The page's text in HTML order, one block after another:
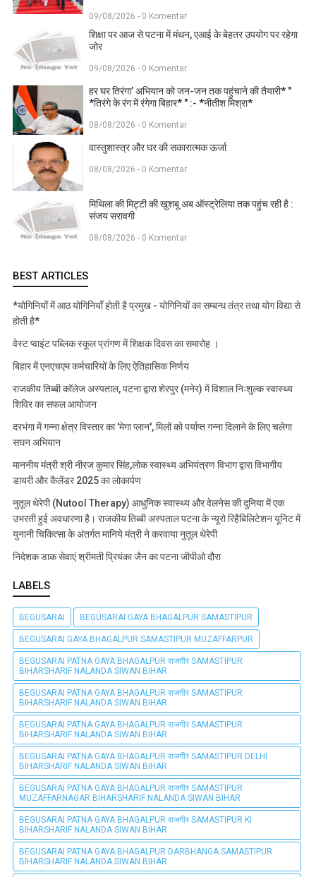
09/08/2026 - 0 Komentar
शिक्षा पर आज से पटना में मंथन, एआई के बेहतर उपयोग पर रहेगा
जोर
09/08/2026 - 0 Komentar
हर घर तिरंगा’ अभियान को जन-जन तक पहुंचाने की तैयारी* "
*तिरंगे के रंग में रंगेगा बिहार* " :- *नीतीश मिश्रा*
08/08/2026 - 0 Komentar
वास्तुशास्त्र और घर की सकारात्मक ऊर्जा
08/08/2026 - 0 Komentar
मिथिला की मिट्टी की खुशबू अब ऑस्ट्रेलिया तक पहुंच रही है :
संजय सरावगी
08/08/2026 - 0 Komentar
BEST ARTICLES
*योगिनियों में आठ योगिनियाँ होती है प्रमुख - योगिनियों का सम्बन्ध तंत्र तथा योग विद्या से
होती है*
वेस्ट प्वाइंट पब्लिक स्कूल प्रांगण में शिक्षक दिवस का समारोह ।
बिहार में एनएचएम कर्मचारियों के लिए ऐतिहासिक निर्णय
राजकीय तिब्बी कॉलेज अस्पताल, पटना द्वारा शेरपुर (मनेर) में विशाल निःशुल्क स्वास्थ्य
शिविर का सफल आयोजन
दरभंगा में गन्ना क्षेत्र विस्तार का 'मेगा प्लान', मिलों को पर्याप्त गन्ना दिलाने के लिए चलेगा
सघन अभियान
माननीय मंत्री श्री नीरज कुमार सिंह,लोक स्वास्थ्य अभियंत्रण विभाग द्वारा विभागीय
डायरी और कैलेंडर 2025 का लोकार्पण
नुतूल थेरेपी (Nutool Therapy) आधुनिक स्वास्थ्य और वेलनेस की दुनिया में एक
उभरती हुई अवधारणा है। राजकीय तिब्बी अस्पताल पटना के न्यूरो रिहैबिलिटेशन यूनिट में
युनानी चिकित्सा के अंतर्गत मानिये मंत्री ने करवाया नुतूल थेरेपी
निदेशक डाक सेवाएं श्रीमती प्रियंका जैन का पटना जीपीओ दौरा
LABELS
BEGUSARAI BEGUSARAI GAYA BHAGALPUR SAMASTIPUR
BEGUSARAI GAYA BHAGALPUR SAMASTIPUR MUZAFFARPUR
BEGUSARAI PATNA GAYA BHAGALPUR राजगीर SAMASTIPUR
BIHARSHARIF NALANDA SIWAN BIHAR
BEGUSARAI PATNA GAYA BHAGALPUR राजगीर SAMASTIPUR
BIHARSHARIF NALANDA SIWAN BIHAR
BEGUSARAI PATNA GAYA BHAGALPUR राजगीर SAMASTIPUR
BIHARSHARIF NALANDA SIWAN BIHAR
BEGUSARAI PATNA GAYA BHAGALPUR राजगीर SAMASTIPUR DELHI
BIHARSHARIF NALANDA SIWAN BIHAR
BEGUSARAI PATNA GAYA BHAGALPUR राजगीर SAMASTIPUR
MUZAFFARNAGAR BIHARSHARIF NALANDA SIWAN BIHAR
BEGUSARAI PATNA GAYA BHAGALPUR राजगीर SAMASTIPUR KI
BIHARSHARIF NALANDA SIWAN BIHAR
BEGUSARAI PATNA GAYA BHAGALPUR DARBHANGA SAMASTIPUR
BIHARSHARIF NALANDA SIWAN BIHAR